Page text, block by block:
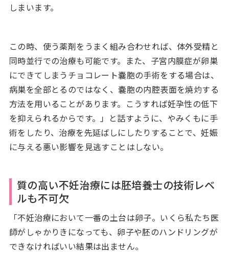
しまいます。
この時、使う薬剤をうまく組み合わせれば、体外受精と
同時並行での治療も可能です。また、子宮内膜症が卵巣
にできてしまうチョコレート嚢胞の手術をする場合は、
病巣を全部とるのではなく、嚢胞の内腔表面を焼灼する
方法を用いることがあります。こうすれば妊孕性の低下
を抑えられるからです。」と話すように、やみくもに手
術をしたり、治療を先延ばしにしたりすることで、妊娠
に与える悪い影響を見逃すことはしない。
質の高い不妊治療には胚培養士の技術レベ
ルも不可欠
「不妊治療において一番の土台は卵子。いくら私たち医
師がしゃかりきになっても、卵子や胚のハンドリングが
できなければいい結果は出ません。